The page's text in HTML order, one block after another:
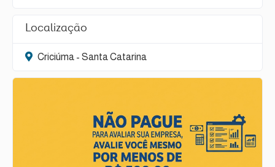
Localização
Criciúma - Santa Catarina